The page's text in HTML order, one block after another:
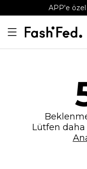
APP'e özel
Lütfen